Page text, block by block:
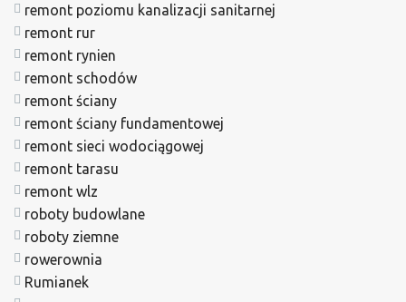
remont poziomu kanalizacji sanitarnej
remont rur
remont rynien
remont schodów
remont ściany
remont ściany fundamentowej
remont sieci wodociągowej
remont tarasu
remont wlz
roboty budowlane
roboty ziemne
rowerownia
Rumianek